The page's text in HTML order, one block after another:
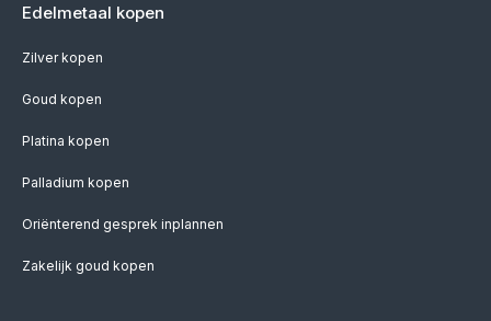
Edelmetaal kopen
Zilver kopen
Goud kopen
Platina kopen
Palladium kopen
Oriënterend gesprek inplannen
Zakelijk goud kopen